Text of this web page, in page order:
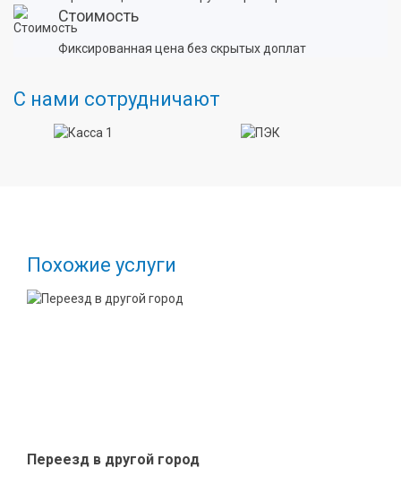
Стоимость
Фиксированная цена без скрытых доплат
С нами сотрудничают
Похожие услуги
Переезд в другой город